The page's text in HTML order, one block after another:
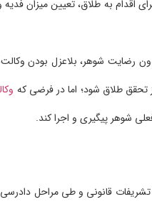
اقدام به طلاق، تعیین میزان فدیه
رضایت شوهر، بلاعزل بودن
تحقق طلاق شود؛ اما در فرضی که
شوهر پیگیری و اجرا کند.
قانونی و طی مراحل دادرسی